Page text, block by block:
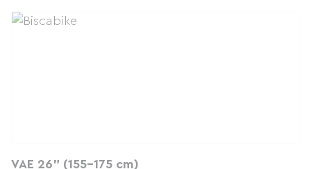
VAE 26" (155-175 cm)